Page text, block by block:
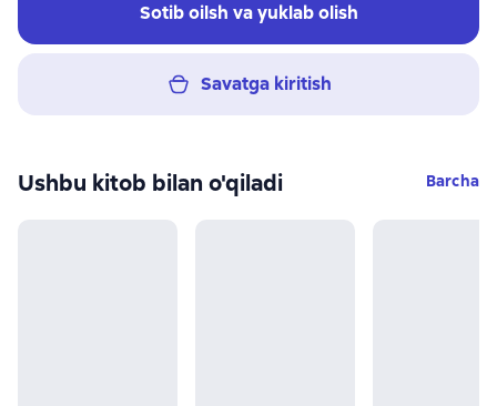
Sotib oilsh va yuklab olish
Savatga kiritish
Ushbu kitob bilan o'qiladi Barcha